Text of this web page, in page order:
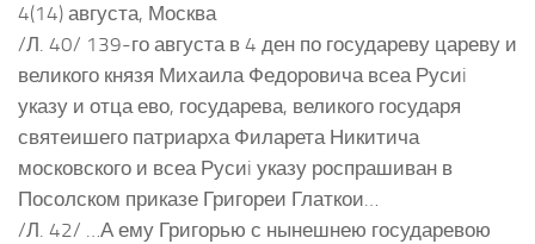
4(14) августа, Москва
/Л. 40/ 139-го августа в 4 ден по государеву цареву и
великого князя Михаила Федоровича всеа Русиi
указу и отца ево, государева, великого государя
святеишего патриарха Филарета Никитича
московского и всеа Русиi указу роспрашиван в
Посолском приказе Григореи Глаткои…
/Л. 42/ …А ему Григорью с нынешнею государевою